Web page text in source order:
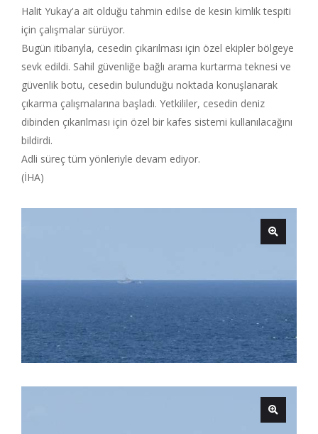
Halit Yukay'a ait olduğu tahmin edilse de kesin kimlik tespiti
için çalışmalar sürüyor.
Bugün itibarıyla, cesedin çıkarılması için özel ekipler bölgeye
sevk edildi. Sahil güvenliğe bağlı arama kurtarma teknesi ve
güvenlik botu, cesedin bulunduğu noktada konuşlanarak
çıkarma çalışmalarına başladı. Yetkililer, cesedin deniz
dibinden çıkarılması için özel bir kafes sistemi kullanılacağını
bildirdi.
Adli süreç tüm yönleriyle devam ediyor.
(İHA)